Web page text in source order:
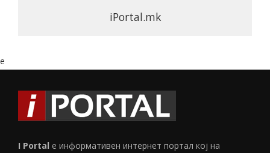
iPortal.mk
e
I Portal е информативен интернет портал кој на